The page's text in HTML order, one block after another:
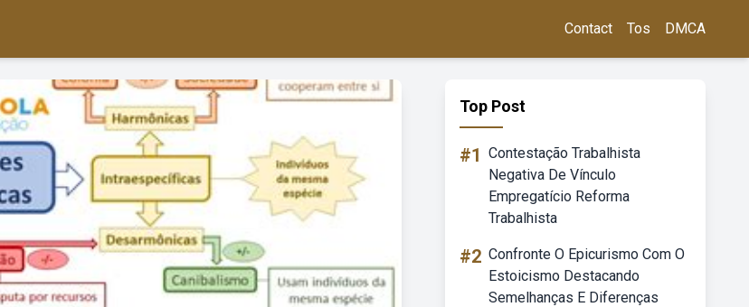
Contact Tos DMCA
Top Post
#1 Contestação Trabalhista
Negativa De Vínculo
Empregatício Reforma
Trabalhista
#2 Confronte O Epicurismo Com O
Estoicismo Destacando
Semelhanças E Diferenças